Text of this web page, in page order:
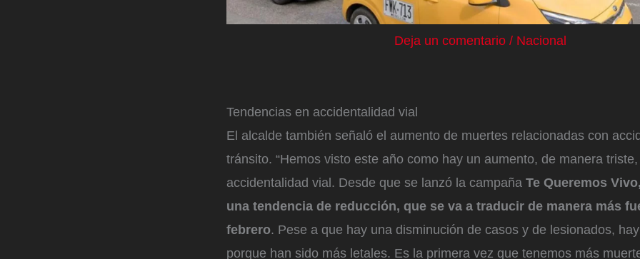
Deja un comentario / Nacional
Tendencias en accidentalidad vial
El alcalde también señaló el aumento de muertes relacionadas con
tránsito. “Hemos visto este año como hay un aumento, de manera
accidentalidad vial. Desde que se lanzó la campaña Te Queremos
una tendencia de reducción, que se va a traducir de manera más
febrero. Pese a que hay una disminución de casos y de lesionados,
porque han sido más letales. Es la primera vez que tenemos más